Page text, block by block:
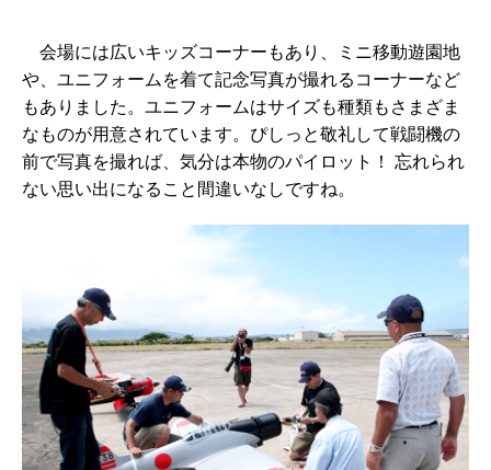
会場には広いキッズコーナーもあり、ミニ移動遊園地
や、ユニフォームを着て記念写真が撮れるコーナーなど
もありました。ユニフォームはサイズも種類もさまざま
なものが用意されています。ぴしっと敬礼して戦闘機の
前で写真を撮れば、気分は本物のパイロット！ 忘れられ
ない思い出になること間違いなしですね。